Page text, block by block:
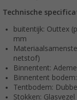
Technische
buitentijk: Outtex
mm
netstof)
Binnentent:
Binnentent
Tentbodem:
Stokken: